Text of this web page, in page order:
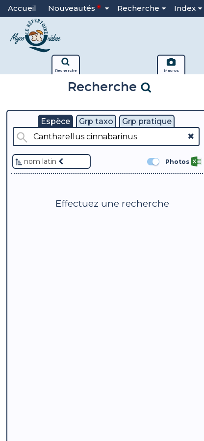
Accueil Nouveautés Recherche Index
Recherche Macros
Recherche
Espèce Grp taxo Grp pratique
nom latin Photos
Effectuez une recherche